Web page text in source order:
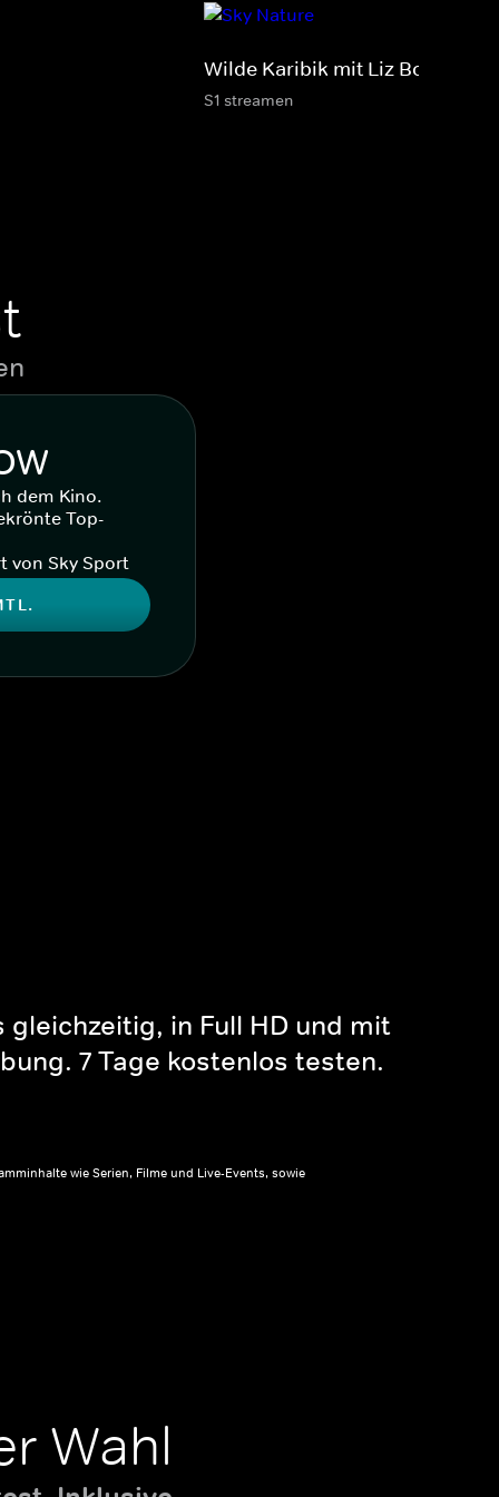
Wilde Karibik mit Liz Bonnin
S1 streamen
dem Kino.
Top-
von Sky Sport
in Full HD und mit
7 Tage kostenlos testen.
wie Serien, Filme und Live-Events, sowie
Wahl